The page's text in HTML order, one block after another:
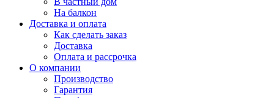
На балкон
Доставка и оплата
Как сделать заказ
Доставка
Оплата и рассрочка
О компании
Производство
Гарантия